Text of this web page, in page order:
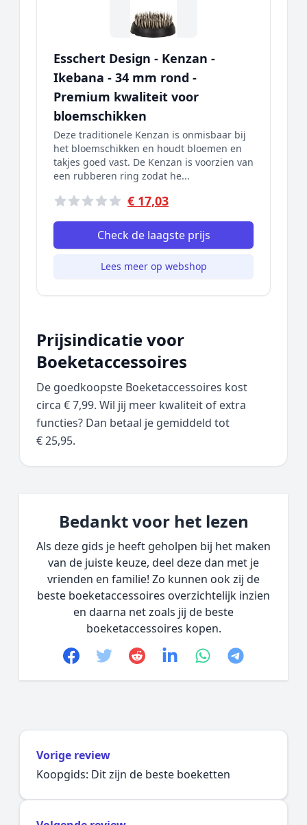
Esschert Design - Kenzan -
Ikebana - 34 mm rond -
Premium kwaliteit voor
bloemschikken
Deze traditionele Kenzan is onmisbaar bij
het bloemschikken en houdt bloemen en
takjes goed vast. De Kenzan is voorzien van
een rubberen ring zodat he...
€ 17,03
Check de laagste prijs
Lees meer op webshop
Prijsindicatie voor
Boeketaccessoires
De goedkoopste Boeketaccessoires kost
circa € 7,99. Wil jij meer kwaliteit of extra
functies? Dan betaal je gemiddeld tot
€ 25,95.
Bedankt voor het lezen
Als deze gids je heeft geholpen bij het maken
van de juiste keuze, deel deze dan met je
vrienden en familie! Zo kunnen ook zij de
beste boeketaccessoires overzichtelijk inzien
en daarna net zoals jij de beste
boeketaccessoires kopen.
Facebook
TwitterRedditlinkedinwhatsapp
telegram
Vorige review
Koopgids: Dit zijn de beste boeketten